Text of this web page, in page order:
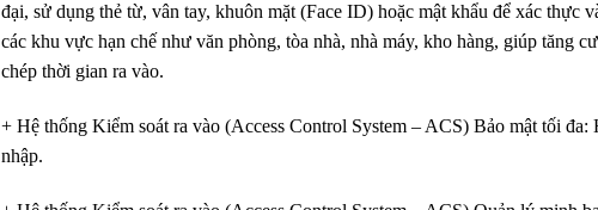
đại, sử dụng thẻ từ, vân tay, khuôn mặt (Face ID) hoặc mật khẩu để xác thực
các khu vực hạn chế như văn phòng, tòa nhà, nhà máy, kho hàng, giúp tăng
chép thời gian ra vào.
+ Hệ thống Kiểm soát ra vào (Access Control System – ACS) Bảo mật tối
nhập.